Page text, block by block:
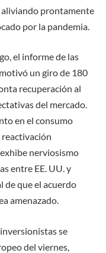
aliviando prontamente
por la pandemia.
el informe de las
un giro de 180
recuperación al
del mercado.
en el consumo
nerviosismo
entre EE. UU. y
de que el acuerdo
amenazado.
se
del viernes,